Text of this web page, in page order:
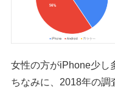
女性の方がiPhone少し
ちなみに、2018年の調